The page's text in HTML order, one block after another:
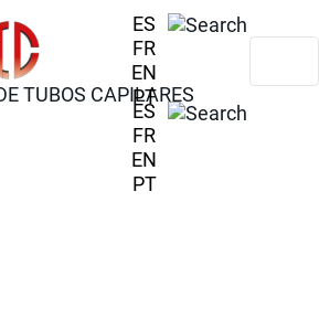
ES
FR
EN
PT
TUBOS CAPILARES
ES
FR
EN
PT